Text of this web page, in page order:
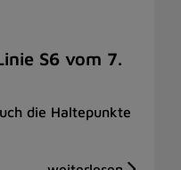
S6 vom 7.
die Haltepunkte